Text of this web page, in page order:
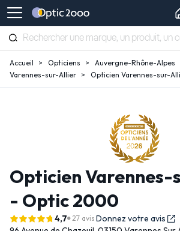
Accueil Opticiens Auvergne-Rhône-Alpes
Varennes-sur-Allier
Opticien Varennes-sur-
Opticien
- Optic 2000
4,7 27 avis Donnez votre avis